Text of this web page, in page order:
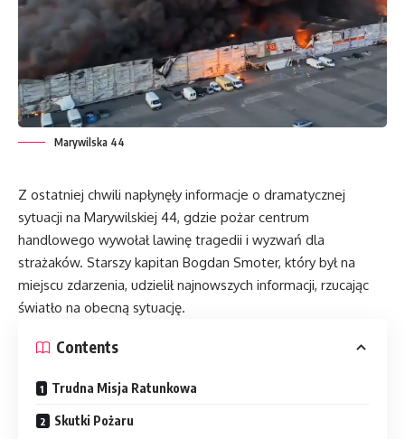
Marywilska 44
Z ostatniej chwili napłynęły informacje o dramatycznej
sytuacji na Marywilskiej 44, gdzie pożar centrum
handlowego wywołał lawinę tragedii i wyzwań dla
strażaków. Starszy kapitan Bogdan Smoter, który był na
miejscu zdarzenia, udzielił najnowszych informacji, rzucając
światło na obecną sytuację.
Contents
Trudna Misja Ratunkowa
Skutki Pożaru